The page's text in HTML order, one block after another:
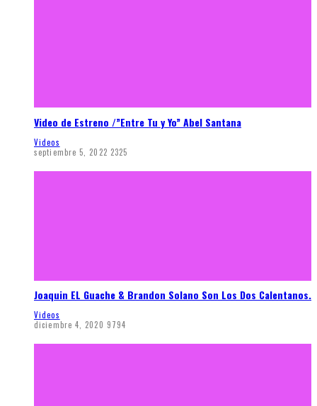
Video de Estreno /”Entre Tu y Yo” Abel Santana
Videos
septiembre 5, 2022 2325
Joaquin EL Guache & Brandon Solano Son Los Dos Calentanos.
Videos
diciembre 4, 2020 9794